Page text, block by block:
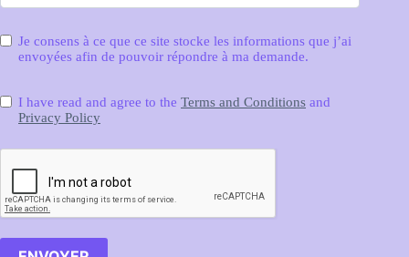
Je consens à ce que ce site stocke les informations que j’ai
envoyées afin de pouvoir répondre à ma demande.
I have read and agree to the Terms and Conditions and
Privacy Policy